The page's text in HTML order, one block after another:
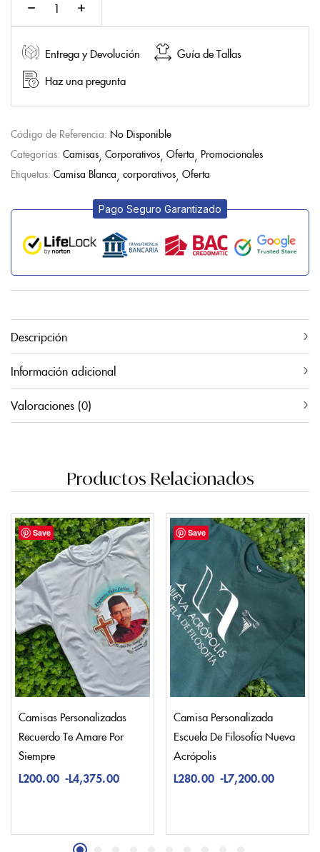
Entrega y Devolución
Guía de Tallas
Haz una pregunta
Código de Referencia: No Disponible
Categorías: Camisas Corporativos Oferta Promocionales
Etiquetas: Camisa Blanca corporativos Oferta
Pago Seguro Garantizado
Descripción
Información adicional
Valoraciones (0)
Productos Relacionados
Save
Camisas Personalizadas
Recuerdo Te Amare Por
Siempre
L200.00 -L4,375.00
Save
Camisa Personalizada
Escuela De Filosofía Nueva
Acrópolis
L280.00 -L7,200.00